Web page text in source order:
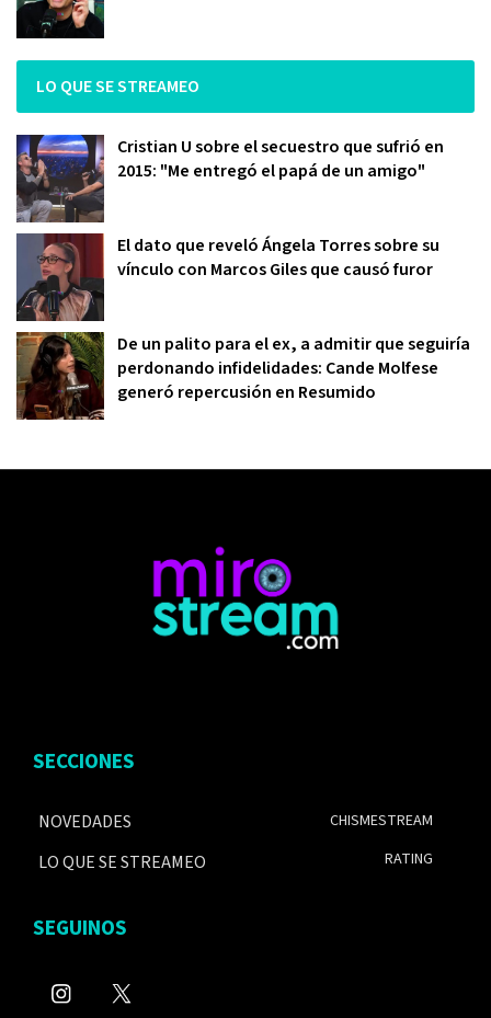
LO QUE SE STREAMEO
Cristian U sobre el secuestro que sufrió en
2015: "Me entregó el papá de un amigo"
El dato que reveló Ángela Torres sobre su
vínculo con Marcos Giles que causó furor
De un palito para el ex, a admitir que seguiría
perdonando infidelidades: Cande Molfese
generó repercusión en Resumido
SECCIONES
NOVEDADES
LO QUE SE STREAMEO
CHISMESTREAM
RATING
SEGUINOS